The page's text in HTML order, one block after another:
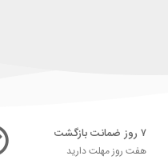
۷ روز ضمانت بازگشت
هفت روز مهلت دارید